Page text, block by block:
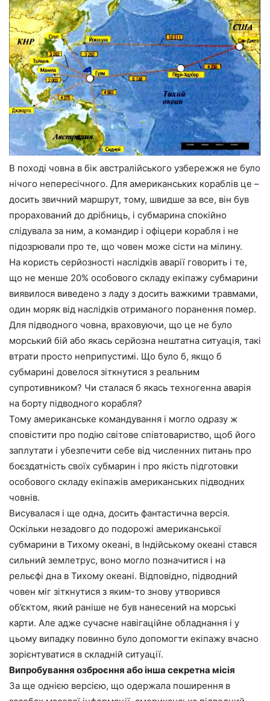
В поході човна в бік австралійського узбережжя не було
нічого непересічного. Для американських кораблів це –
досить звичний маршрут, тому, швидше за все, він був
прорахований до дрібниць, і субмарина спокійно
слідувала за ним, а командир і офіцери корабля і не
підозрювали про те, що човен може сісти на мілину.
На користь серйозності наслідків аварії говорить і те,
що не менше 20% особового складу екіпажу субмарини
виявилося виведено з ладу з досить важкими травмами,
один моряк від наслідків отриманого поранення помер.
Для підводного човна, враховуючи, що це не було
морський бій або якась серйозна нештатна ситуація, такі
втрати просто неприпустимі. Що було б, якщо б
субмарині довелося зіткнутися з реальним
супротивником? Чи сталася б якась техногенна аварія
на борту підводного корабля?
Тому американське командування і могло одразу ж
сповістити про подію світове співтовариство, щоб його
заплутати і убезпечити себе від численних питань про
боєздатність своїх субмарин і про якість підготовки
особового складу екіпажів американських підводних
човнів.
Висувалася і ще одна, досить фантастична версія.
Оскільки незадовго до подорожі американської
субмарини в Тихому океані, в Індійському океані стався
сильний землетрус, воно могло позначитися і на
рельєфі дна в Тихому океані. Відповідно, підводний
човен міг зіткнутися з яким-то знову утворився
об’єктом, який раніше не був нанесений на морські
карти. Але адже сучасне навігаційне обладнання і у
цьому випадку повинно було допомогти екіпажу вчасно
зорієнтуватися в складній ситуації.
Випробування озброєння або інша секретна місія
За ще однією версією, що одержала поширення в